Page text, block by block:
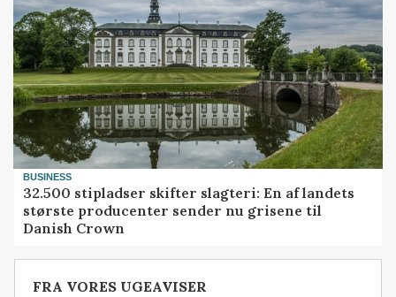
BUSINESS
32.500 stipladser skifter slagteri: En af landets
største producenter sender nu grisene til
Danish Crown
FRA VORES UGEAVISER